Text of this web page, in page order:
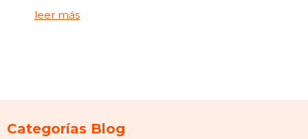
leer más
Categorías Blog